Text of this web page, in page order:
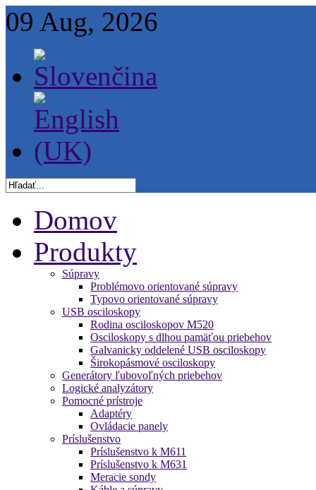
09 Aug, 2026
Domov
Produkty
Súpravy
Problémovo orientované súpravy
Typovo orientované súpravy
USB osciloskopy
Rodina osciloskopov M520
Osciloskopy s dlhou pamäťou priebehov
Galvanicky oddelené USB osciloskopy
Širokopásmové osciloskopy
Generátory ľubovoľných priebehov
Logické analyzátory
Pomocné prístroje
Adaptéry
Ovládacie panely
Príslušenstvo
Príslušenstvo k M611
Príslušenstvo k M631
Meracie sondy